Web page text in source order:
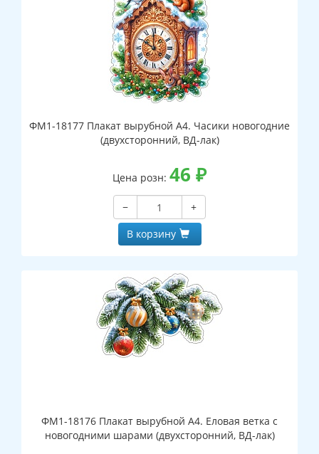
ФМ1-18177 Плакат вырубной А4. Часики новогодние
(двухсторонний, ВД-лак)
Цена розн: 46 ₽
−
+
В корзину
ФМ1-18176 Плакат вырубной А4. Еловая ветка с
новогодними шарами (двухсторонний, ВД-лак)